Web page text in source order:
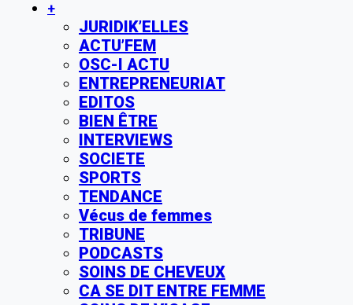
+
JURIDIK’ELLES
ACTU’FEM
OSC-I ACTU
ENTREPRENEURIAT
EDITOS
BIEN ÊTRE
INTERVIEWS
SOCIETE
SPORTS
TENDANCE
Vécus de femmes
TRIBUNE
PODCASTS
SOINS DE CHEVEUX
CA SE DIT ENTRE FEMME